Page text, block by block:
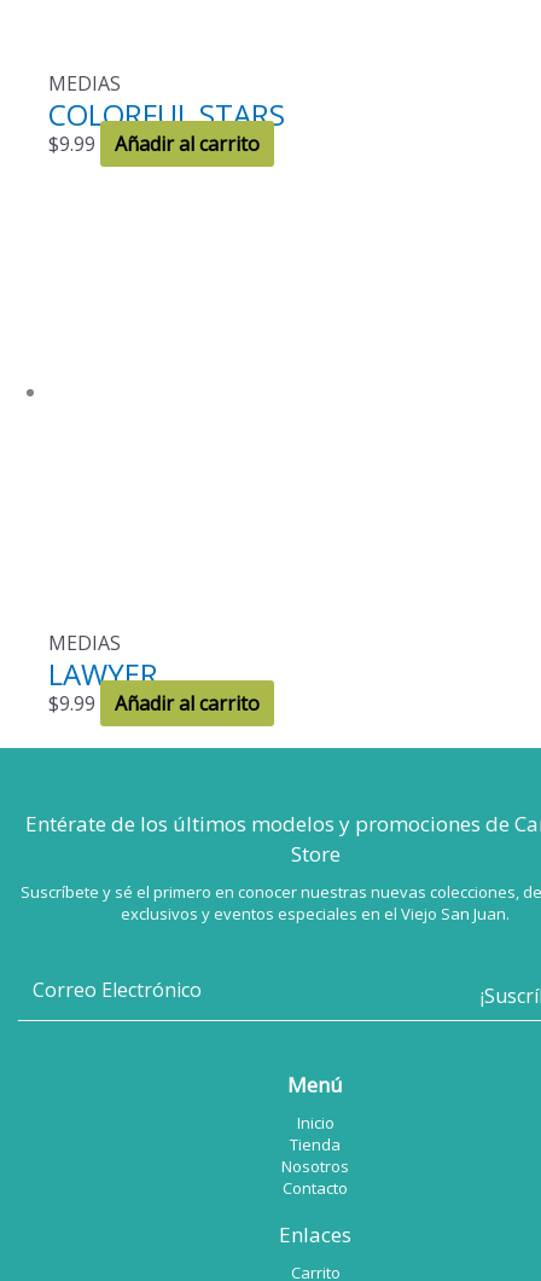
MEDIAS
COLORFUL STARS
$9.99 Añadir al carrito
MEDIAS
LAWYER
$9.99 Añadir al carrito
Entérate de los últimos modelos y promociones de
Store
Suscríbete y sé el primero en conocer nuestras nuevas colecciones,
exclusivos y eventos especiales en el Viejo San Juan.
Menú
Inicio
Tienda
Nosotros
Contacto
Enlaces
Carrito